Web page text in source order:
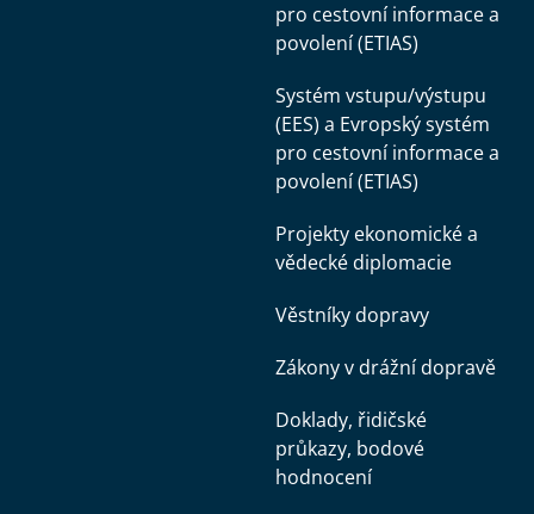
pro cestovní informace a
povolení (ETIAS)
Systém vstupu/výstupu
(EES) a Evropský systém
pro cestovní informace a
povolení (ETIAS)
Projekty ekonomické a
vědecké diplomacie
Věstníky dopravy
Zákony v drážní dopravě
Doklady, řidičské
průkazy, bodové
hodnocení